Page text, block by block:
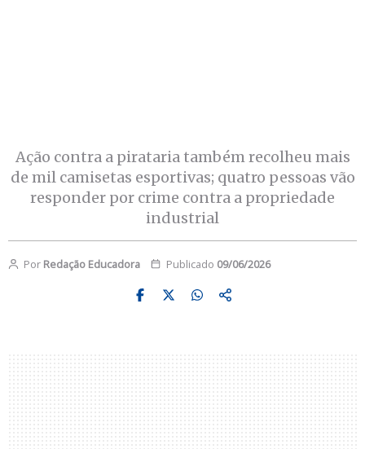
Ação contra a pirataria também recolheu mais
de mil camisetas esportivas; quatro pessoas vão
responder por crime contra a propriedade
industrial
Por Redação Educadora Publicado 09/06/2026